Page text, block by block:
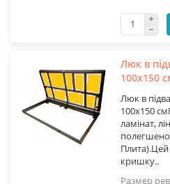
Люк в
100х150
Люк в
100х150
ламінат,
Плита).Цей
кришку..
Размер